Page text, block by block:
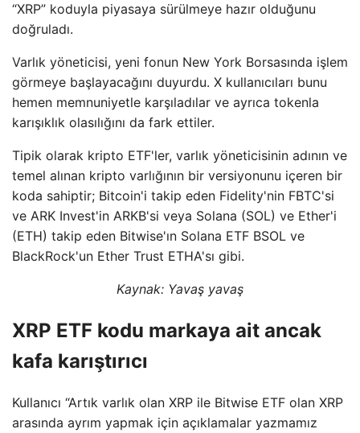
“XRP” koduyla piyasaya sürülmeye hazır olduğunu
doğruladı.
Varlık yöneticisi, yeni fonun New York Borsasında işlem
görmeye başlayacağını duyurdu. X kullanıcıları bunu
hemen memnuniyetle karşıladılar ve ayrıca tokenla
karışıklık olasılığını da fark ettiler.
Tipik olarak kripto ETF'ler, varlık yöneticisinin adının ve
temel alınan kripto varlığının bir versiyonunu içeren bir
koda sahiptir; Bitcoin'i takip eden Fidelity'nin FBTC'si
ve ARK Invest'in ARKB'si veya Solana (SOL) ve Ether'i
(ETH) takip eden Bitwise'ın Solana ETF BSOL ve
BlackRock'un Ether Trust ETHA'sı gibi.
Kaynak: Yavaş yavaş
XRP ETF kodu markaya ait ancak
kafa karıştırıcı
Kullanıcı “Artık varlık olan XRP ile Bitwise ETF olan XRP
arasında ayrım yapmak için açıklamalar yazmamız